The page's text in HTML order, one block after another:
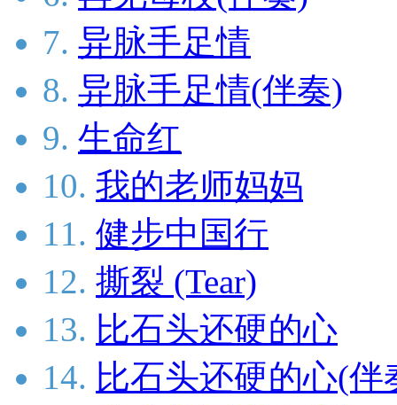
7. 异脉手足情
8. 异脉手足情(伴奏)
9. 生命红
10. 我的老师妈妈
11. 健步中国行
12. 撕裂 (Tear)
13. 比石头还硬的心
14. 比石头还硬的心(伴